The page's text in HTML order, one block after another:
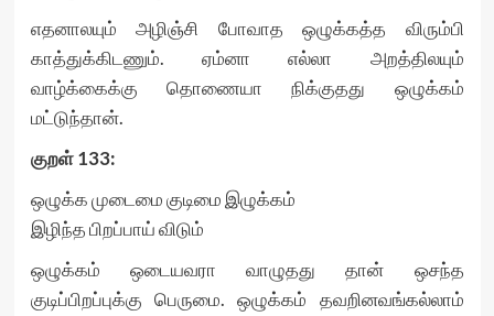
எதனாலயும் அழிஞ்சி போவாத ஒழுக்கத்த விரும்பி
காத்துக்கிடணும். ஏம்னா எல்லா அறத்திலயும்
வாழ்க்கைக்கு தொணையா நிக்குதது ஒழுக்கம்
மட்டுந்தான்.
குறள் 133:
ஒழுக்க முடைமை குடிமை இழுக்கம்
இழிந்த பிறப்பாய் விடும்
ஒழுக்கம் ஒடையவரா வாழுதது தான் ஒசந்த
குடிப்பிறப்புக்கு பெருமை. ஒழுக்கம் தவறினவங்கல்லாம்